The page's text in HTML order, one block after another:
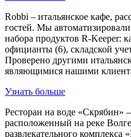
Robbi – итальянское кафе,
гостей. Мы
набора продуктов R-Keeper:
официанты (6), складской
Проверено другими
являющимися нашими
Узнать больше
Ресторан на воде «Скрябин»
расположенный на реке
развлекательного комплекса